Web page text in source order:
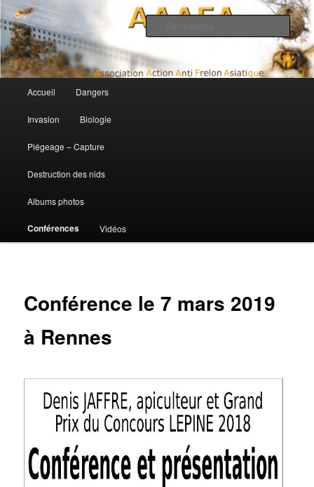
AAAFA
Association Action Anti Frelon Asiatique
Aller au contenu principal
Aller au contenu secondaire
Accueil Dangers
Invasion Biologie
Piégeage – Capture
Destruction des nids
Albums photos
Conférences Vidéos
Conférence le 7 mars 2019
à Rennes